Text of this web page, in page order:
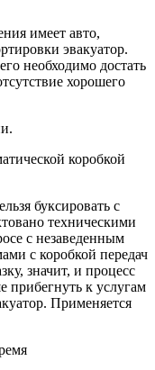
имеет авто,
эвакуатор.
необходимо достать
хорошего
коробкой
буксировать с
техническими
с незаведенным
с коробкой передач
значит, и процесс
прибегнуть к услугам
Применяется